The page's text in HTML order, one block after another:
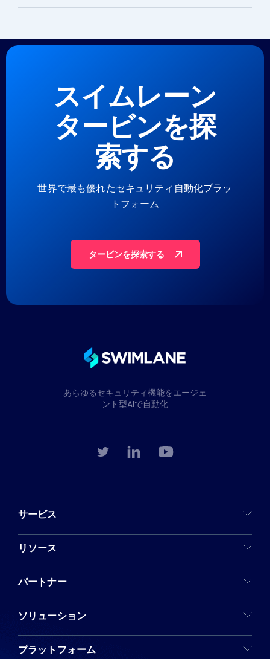
スイムレーン
タービンを探
索する
世界で最も優れたセキュリティ自動化プラッ
トフォーム
タービンを探索する
あらゆるセキュリティ機能をエージェ
ント型AIで自動化
サービス
リソース
パートナー
ソリューション
プラットフォーム